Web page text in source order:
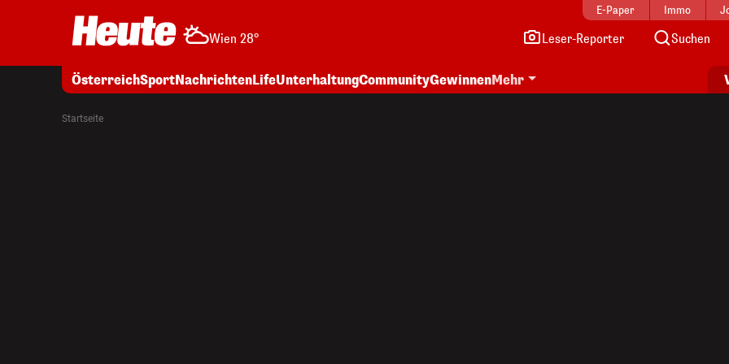
E-Paper Immo
Wien 28° Leser-Reporter Suchen
ÖsterreichSportNachrichtenLifeUnterhaltungCommunityGewinnenMehr
Startseite